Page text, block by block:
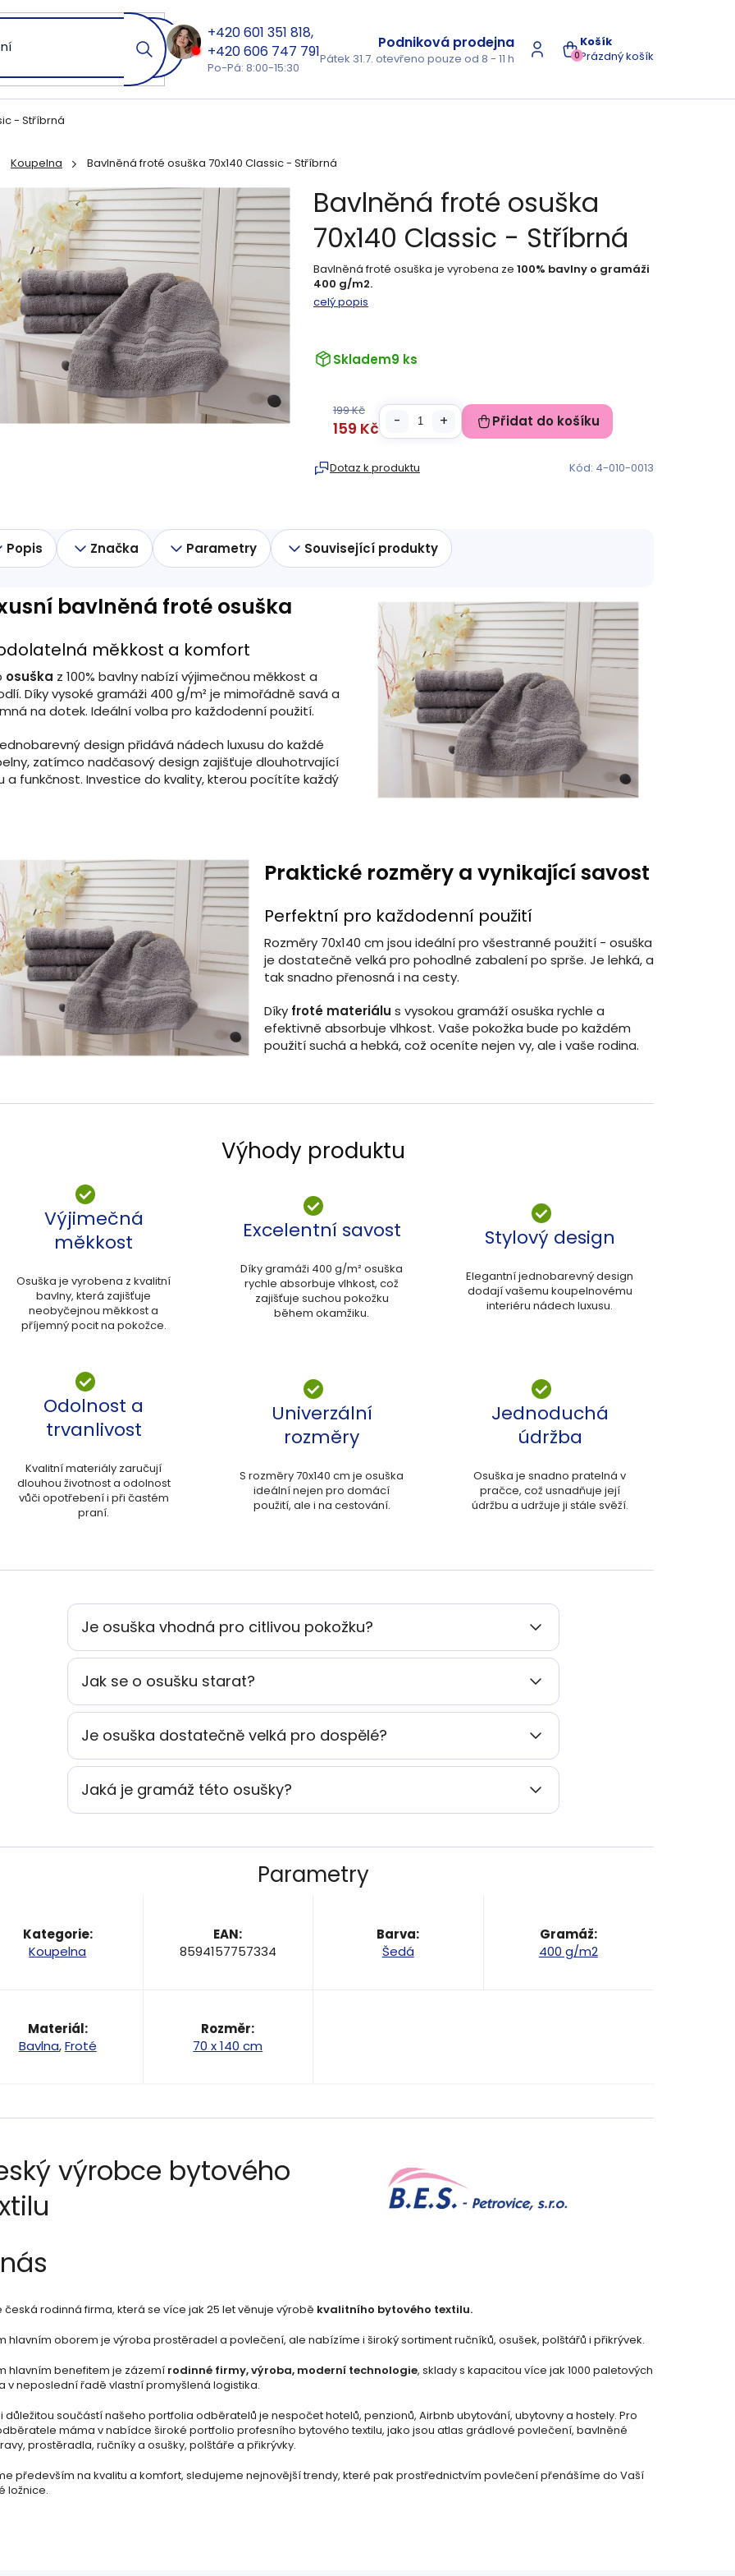
NÁKUPNÍ
Prázdný košík
0
601 351 818
606 747 791
Po-Pá: 8:00-15:30
Podniková prodejna
Pátek 31.7. otevřeno pouze od 8 - 11 h
- Stříbrná
Koupelna Bavlněná froté osuška 70x140 Classic - Stříbrná
Skladem9 ks
Bavlněná froté osuška je vyrobena ze 100% bavlny o gramáži
400 g/m2.
celý popis
Dotaz k produktu Kód: 4-010-0013
Bavlněná froté osuška
70x140 Classic - Stříbrná
199 Kč
159 Kč Přidat do košíku
Popis Značka Parametry Související produkty
bavlněná froté osuška
měkkost a komfort
osuška z 100% bavlny nabízí výjimečnou měkkost a
Díky vysoké gramáži 400 g/m² je mimořádně savá a
na dotek. Ideální volba pro každodenní použití.
design přidává nádech luxusu do každé
zatímco nadčasový design zajišťuje dlouhotrvající
a funkčnost. Investice do kvality, kterou pocítíte každý
Praktické rozměry a vynikající savost
Perfektní pro každodenní použití
Rozměry 70x140 cm jsou ideální pro všestranné použití - osuška
je dostatečně velká pro pohodlné zabalení po sprše. Je lehká, a
tak snadno přenosná i na cesty.
Díky froté materiálu s vysokou gramáží osuška rychle a
efektivně absorbuje vlhkost. Vaše pokožka bude po každém
použití suchá a hebká, což oceníte nejen vy, ale i vaše rodina.
Výhody produktu
Výjimečná
měkkost
Osuška je vyrobena z kvalitní
bavlny, která zajišťuje
neobyčejnou měkkost a
příjemný pocit na pokožce.
Excelentní savost
Díky gramáži 400 g/m² osuška
rychle absorbuje vlhkost, což
zajišťuje suchou pokožku
během okamžiku.
Stylový design
Elegantní jednobarevný design
dodají vašemu koupelnovému
interiéru nádech luxusu.
Odolnost a
trvanlivost
Kvalitní materiály zaručují
dlouhou životnost a odolnost
vůči opotřebení i při častém
praní.
Univerzální
rozměry
S rozměry 70x140 cm je osuška
ideální nejen pro domácí
použití, ale i na cestování.
Jednoduchá
údržba
Osuška je snadno pratelná v
pračce, což usnadňuje její
údržbu a udržuje ji stále svěží.
Je osuška vhodná pro citlivou pokožku?
Jak se o osušku starat?
Je osuška dostatečně velká pro dospělé?
Jaká je gramáž této osušky?
Parametry
Kategorie:
Koupelna
EAN:
8594157757334
Barva:
Šedá
Gramáž:
400 g/m2
Materiál:
Bavlna,Froté
Rozměr:
70 x 140 cm
výrobce bytového
česká rodinná firma, která se více jak 25 let věnuje výrobě kvalitního bytového textilu.
hlavním oborem je výroba prostěradel a povlečení, ale nabízíme i široký sortiment ručníků, osušek, polštářů i přikrývek.
hlavním benefitem je zázemí rodinné firmy, výroba, moderní technologie, sklady s kapacitou více jak 1000 paletových
v neposlední řadě vlastní promyšlená logistika.
důležitou součástí našeho portfolia odběratelů je nespočet hotelů, penzionů, Airbnb ubytování, ubytovny a hostely. Pro
máma v nabídce široké portfolio profesního bytového textilu, jako jsou atlas grádlové povlečení, bavlněné
prostěradla, ručníky a osušky, polštáře a přikrývky.
především na kvalitu a komfort, sledujeme nejnovější trendy, které pak prostřednictvím povlečení přenášíme do Vaší
ložnice.